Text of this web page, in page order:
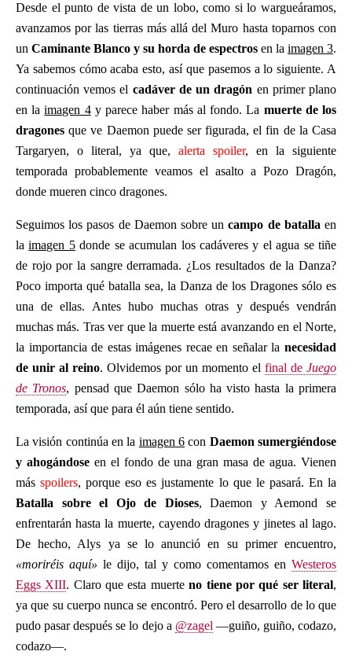
Desde el punto de vista de un lobo, como si lo wargueáramos,
avanzamos por las tierras más allá del Muro hasta toparnos con
un Caminante Blanco y su horda de espectros en la imagen 3.
Ya sabemos cómo acaba esto, así que pasemos a lo siguiente. A
continuación vemos el cadáver de un dragón en primer plano
en laimagen 4y parece haber más al fondo. La muerte de los
dragones que ve Daemon puede ser figurada, el fin de la Casa
Targaryen, o literal, ya que, alerta spoiler, en la siguiente
temporada probablemente veamos el asalto a Pozo Dragón,
donde mueren cinco dragones.
Seguimos los pasos de Daemon sobre uncampo de batalla en
laimagen 5donde se acumulan los cadáveres y el agua se tiñe
de rojo por la sangre derramada. ¿Los resultados de la Danza?
Poco importa qué batalla sea, la Danza de los Dragones sólo es
una de ellas. Antes hubo muchas otras y después vendrán
muchas más. Tras ver que la muerte está avanzando en el Norte,
la importancia de estas imágenes recae en señalar la necesidad
de unir al reino. Olvidemos por un momento el final de Juego
de Tronos, pensad que Daemon sólo ha visto hasta la primera
temporada, así que para él aún tiene sentido.
La visión continúa en la imagen 6 con Daemon sumergiéndose
y ahogándoseen el fondo de una gran masa de agua. Vienen
másspoilers, porque eso es justamente lo que le pasará. En la
Batalla sobre el Ojo de Dioses, Daemon y Aemond se
enfrentarán hasta la muerte, cayendo dragones y jinetes al lago.
De hecho, Alys ya se lo anunció en su primer encuentro,
«moriréis aquí» le dijo, tal y como comentamos en Westeros
Eggs XIII. Claro que esta muerteno tiene por qué ser literal,
ya que su cuerpo nunca se encontró. Pero el desarrollo de lo que
pudo pasar después se lo dejo a @zagel —guiño, guiño, codazo,
codazo—.